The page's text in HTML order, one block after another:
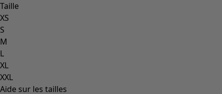
Taille
XS
S
M
L
XL
XXL
Aide sur les tailles